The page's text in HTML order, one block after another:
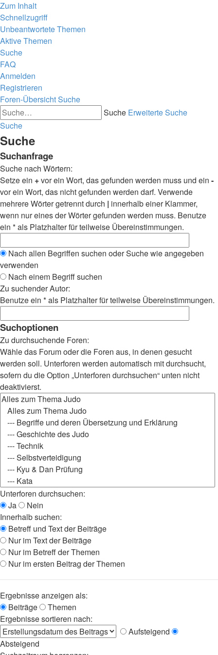
Zum Inhalt
Schnellzugriff
Unbeantwortete Themen
Aktive Themen
Suche
FAQ
Anmelden
Registrieren
Foren-ÜbersichtSuche
Suche Erweiterte Suche
Suche
Suche
Suchanfrage
Suche nach Wörtern:
Setze ein +vor ein Wort, das gefunden werden muss und ein -
vor ein Wort, das nicht gefunden werden darf. Verwende
mehrere Wörter getrennt durch | innerhalb einer Klammer,
wenn nur eines der Wörter gefunden werden muss. Benutze
ein * als Platzhalter für teilweise Übereinstimmungen.
Nach allen Begriffen suchen oder Suche wie angegeben
verwenden
Nach einem Begriff suchen
Zu suchender Autor:
Benutze ein * als Platzhalter für teilweise Übereinstimmungen.
Suchoptionen
Zu durchsuchende Foren:
Wähle das Forum oder die Foren aus, in denen gesucht
werden soll. Unterforen werden automatisch mit durchsucht,
sofern du die Option „Unterforen durchsuchen“ unten nicht
deaktivierst.
Unterforen durchsuchen:
Ja
Nein
Innerhalb suchen:
Betreff und Text der Beiträge
Nur im Text der Beiträge
Nur im Betreff der Themen
Nur im ersten Beitrag der Themen
Ergebnisse anzeigen als:
Beiträge
Themen
Ergebnisse sortieren nach:
Aufsteigend
Absteigend